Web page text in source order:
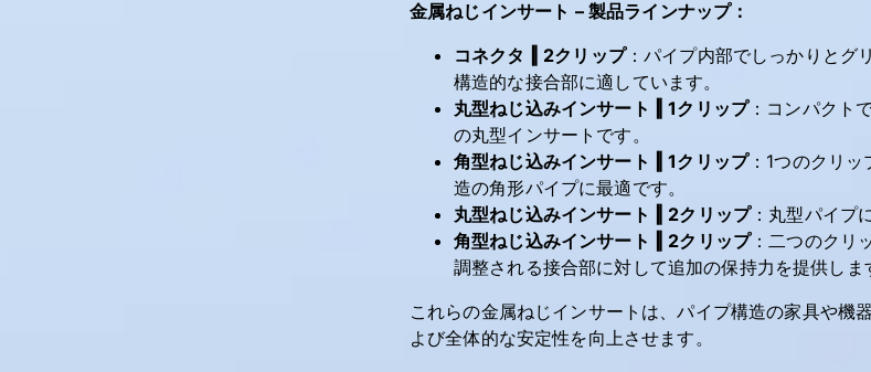
金属ねじインサート – 製品ラインナップ：
コネクタ ‖ 2クリップ：パイプ内部でしっかりとグ
構造的な接合部に適しています。
丸型ねじ込みインサート ‖ 1クリップ：コンパクト
の丸型インサートです。
角型ねじ込みインサート ‖ 1クリップ：1つのクリ
造の角形パイプに最適です。
丸型ねじ込みインサート ‖ 2クリップ：丸型パイプ
角型ねじ込みインサート ‖ 2クリップ：二つのクリ
調整される接合部に対して追加の保持力を提供しま
これらの金属ねじインサートは、パイプ構造の家具や機
よび全体的な安定性を向上させます。